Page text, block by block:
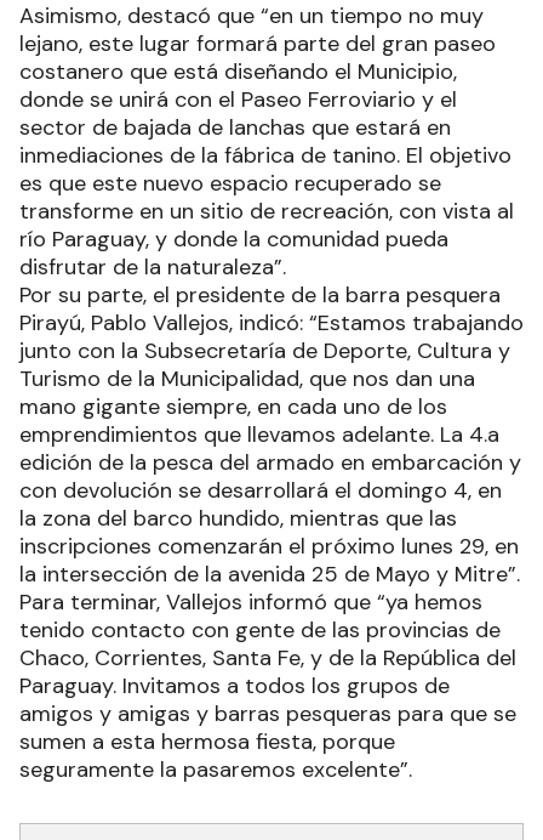
Asimismo, destacó que “en un tiempo no muy
lejano, este lugar formará parte del gran paseo
costanero que está diseñando el Municipio,
donde se unirá con el Paseo Ferroviario y el
sector de bajada de lanchas que estará en
inmediaciones de la fábrica de tanino. El objetivo
es que este nuevo espacio recuperado se
transforme en un sitio de recreación, con vista al
río Paraguay, y donde la comunidad pueda
disfrutar de la naturaleza”.
Por su parte, el presidente de la barra pesquera
Pirayú, Pablo Vallejos, indicó: “Estamos trabajando
junto con la Subsecretaría de Deporte, Cultura y
Turismo de la Municipalidad, que nos dan una
mano gigante siempre, en cada uno de los
emprendimientos que llevamos adelante. La 4.a
edición de la pesca del armado en embarcación y
con devolución se desarrollará el domingo 4, en
la zona del barco hundido, mientras que las
inscripciones comenzarán el próximo lunes 29, en
la intersección de la avenida 25 de Mayo y Mitre”.
Para terminar, Vallejos informó que “ya hemos
tenido contacto con gente de las provincias de
Chaco, Corrientes, Santa Fe, y de la República del
Paraguay. Invitamos a todos los grupos de
amigos y amigas y barras pesqueras para que se
sumen a esta hermosa fiesta, porque
seguramente la pasaremos excelente”.